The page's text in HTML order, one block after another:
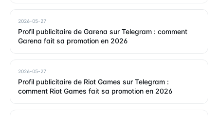
2026-05-27
Profil publicitaire de Garena sur Telegram : comment
Garena fait sa promotion en 2026
2026-05-27
Profil publicitaire de Riot Games sur Telegram :
comment Riot Games fait sa promotion en 2026